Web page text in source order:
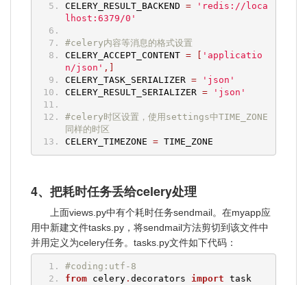
CELERY_RESULT_BACKEND =
'redis://loca
lhost:6379/0'
#celery内容等消息的格式设置
CELERY_ACCEPT_CONTENT =
'applicatio
n/json' ,]
CELERY_TASK_SERIALIZER =
'json'
CELERY_RESULT_SERIALIZER = 'json'
#celery时区设置，使用settings中TIME_ZONE
同样的时区
CELERY_TIMEZONE = TIME_ZONE
4、把耗时任务丢给celery处理
上面views.py中有个耗时任务sendmail。在myapp应
用中新建文件tasks.py，将sendmail方法剪切到该文件中
并用定义为celery任务。tasks.py文件如下代码：
#coding:utf-8
from celery. decorators import task